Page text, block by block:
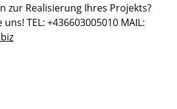
zur Realisierung Ihres Projekts?
TEL: +436603005010 MAIL: